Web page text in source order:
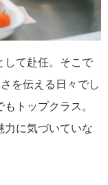
して赴任。そこで
を伝える日々でし
トップクラス。
力に気づいていな